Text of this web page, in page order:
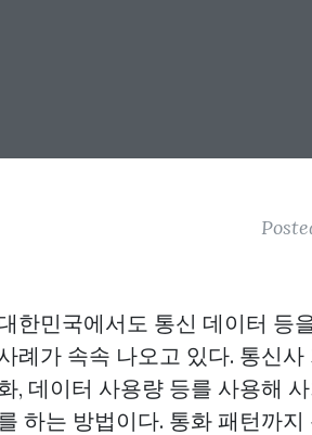
한민국에서도 통신 데이터 등
례가 속속 나오고 있다. 통신
, 데이터 사용량 등를 사용해
하는 방법이다. 통화 패턴까